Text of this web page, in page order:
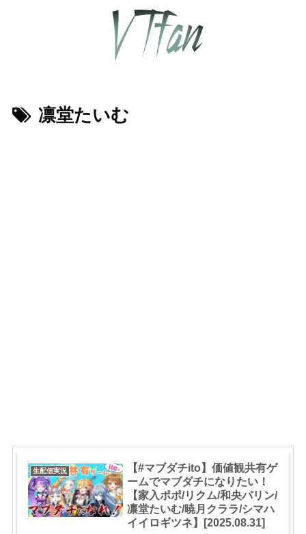
凛堂たいむ
生配信実況
【#マブダチito】価値観共有ゲ
ームでマブダチになりたい！
【家入ポポ/リクム/和央パリン/
凛堂たいむ/暁月クララ/シマハ
イイロギツネ】[2025.08.31]